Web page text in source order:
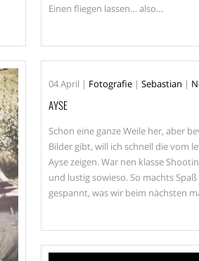
Einen fliegen lassen… also…
04April | Fotografie | Sebastian |
AYSE
Schon eine ganze Weile her, aber
Bilder gibt, will ich schnell die vom
Ayse zeigen. War nen klasse
und lustig sowieso. So machts Spaß
gespannt, was wir beim nächsten